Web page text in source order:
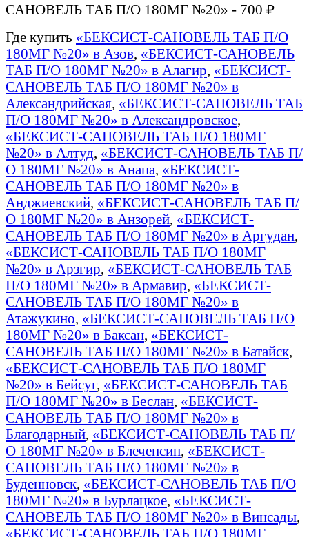
САНОВЕЛЬ ТАБ П/О 180МГ №20» - 700 ₽
Где купить «БЕКСИСТ-САНОВЕЛЬ ТАБ П/О
180МГ №20» в Азов, «БЕКСИСТ-САНОВЕЛЬ
ТАБ П/О 180МГ №20» в Алагир, «БЕКСИСТ-
САНОВЕЛЬ ТАБ П/О 180МГ №20» в
Александрийская, «БЕКСИСТ-САНОВЕЛЬ ТАБ
П/О 180МГ №20» в Александровское,
«БЕКСИСТ-САНОВЕЛЬ ТАБ П/О 180МГ
№20» в Алтуд, «БЕКСИСТ-САНОВЕЛЬ ТАБ П/
О 180МГ №20» в Анапа, «БЕКСИСТ-
САНОВЕЛЬ ТАБ П/О 180МГ №20» в
Анджиевский, «БЕКСИСТ-САНОВЕЛЬ ТАБ П/
О 180МГ №20» в Анзорей, «БЕКСИСТ-
САНОВЕЛЬ ТАБ П/О 180МГ №20» в Аргудан,
«БЕКСИСТ-САНОВЕЛЬ ТАБ П/О 180МГ
№20» в Арзгир, «БЕКСИСТ-САНОВЕЛЬ ТАБ
П/О 180МГ №20» в Армавир, «БЕКСИСТ-
САНОВЕЛЬ ТАБ П/О 180МГ №20» в
Атажукино, «БЕКСИСТ-САНОВЕЛЬ ТАБ П/О
180МГ №20» в Баксан, «БЕКСИСТ-
САНОВЕЛЬ ТАБ П/О 180МГ №20» в Батайск,
«БЕКСИСТ-САНОВЕЛЬ ТАБ П/О 180МГ
№20» в Бейсуг, «БЕКСИСТ-САНОВЕЛЬ ТАБ
П/О 180МГ №20» в Беслан, «БЕКСИСТ-
САНОВЕЛЬ ТАБ П/О 180МГ №20» в
Благодарный, «БЕКСИСТ-САНОВЕЛЬ ТАБ П/
О 180МГ №20» в Блечепсин, «БЕКСИСТ-
САНОВЕЛЬ ТАБ П/О 180МГ №20» в
Буденновск, «БЕКСИСТ-САНОВЕЛЬ ТАБ П/О
180МГ №20» в Бурлацкое, «БЕКСИСТ-
САНОВЕЛЬ ТАБ П/О 180МГ №20» в Винсады,
«БЕКСИСТ-САНОВЕЛЬ ТАБ П/О 180МГ